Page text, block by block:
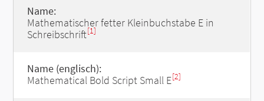
Name:
Mathematischer fetter Kleinbuchstabe E in
Schreibschrift[1]
Name (englisch):
Mathematical Bold Script Small E[2]